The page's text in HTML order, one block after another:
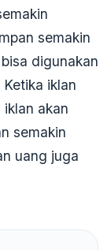
semakin
digunakan
iklan
akan
semakin
uang juga